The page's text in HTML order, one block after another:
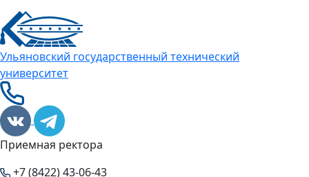
Ульяновский государственный технический
университет
Приемная ректора
+7 (8422) 43-06-43